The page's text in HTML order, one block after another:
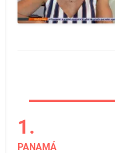
PANAMÁ